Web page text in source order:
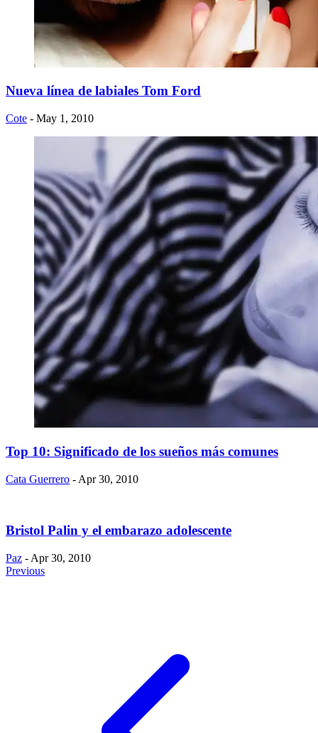
Nueva línea de labiales Tom Ford
Cote - May 1, 2010
Top 10: Significado de los sueños más comunes
Cata Guerrero - Apr 30, 2010
Bristol Palin y el embarazo adolescente
Paz - Apr 30, 2010
Previous